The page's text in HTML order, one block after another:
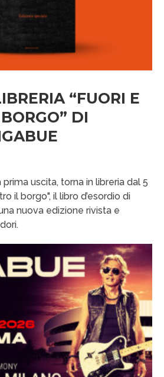
“FUORI E
DI
prima uscita, torna in libreria dal 5
il borgo", il libro d’esordio di
nuova edizione rivista e